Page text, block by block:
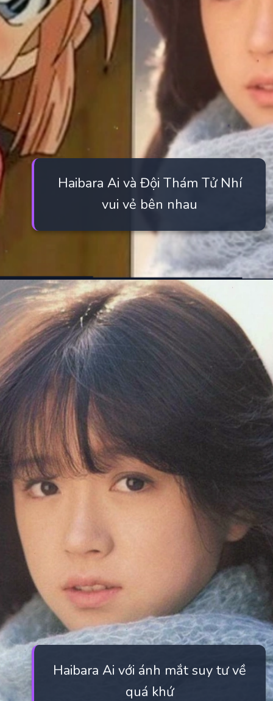
Haibara Ai và Đội Thám Tử Nhí
vui vẻ bên nhau
Đang mở
Haibara Ai với ánh mắt suy tư về
quá khứ